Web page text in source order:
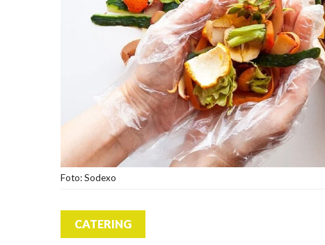
Foto: Sodexo
CATERING